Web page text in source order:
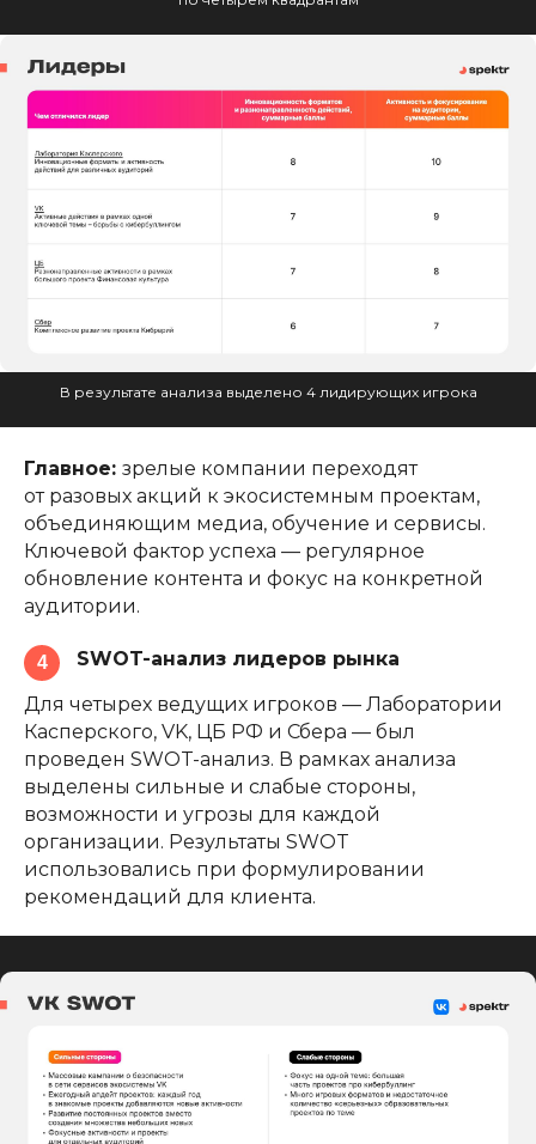
В результате анализа выделено 4 лидирующих игрока
Главное: зрелые компании переходят
от разовых акций к экосистемным проектам,
объединяющим медиа, обучение и сервисы.
Ключевой фактор успеха — регулярное
обновление контента и фокус на конкретной
аудитории.
4
SWOT-анализ лидеров рынка
Для четырех ведущих игроков — Лаборатории
Касперского, VK, ЦБ РФ и Сбера — был
проведен SWOT-анализ. В рамках анализа
выделены сильные и слабые стороны,
возможности и угрозы для каждой
организации. Результаты SWOT
использовались при формулировании
рекомендаций для клиента.
ИНН 7721314310
ОГРН 1157746500592
Работать у нас
Публикации и аналитика
Проекты
Наш telegram-канал с аналитикой
и трендами
weare@spektr.team
Услуги
Политика в области качества
Политика использования cookies
Политика конфиденциальности
Обсудить
проект